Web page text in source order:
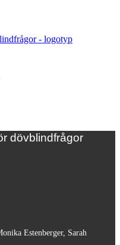
dövblindfrågor
Estenberger, Sarah